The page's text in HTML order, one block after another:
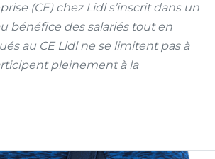
(CE) chez Lidl s’inscrit dans un
bénéfice des salariés tout en
au CE Lidl ne se limitent pas à
pleinement à la